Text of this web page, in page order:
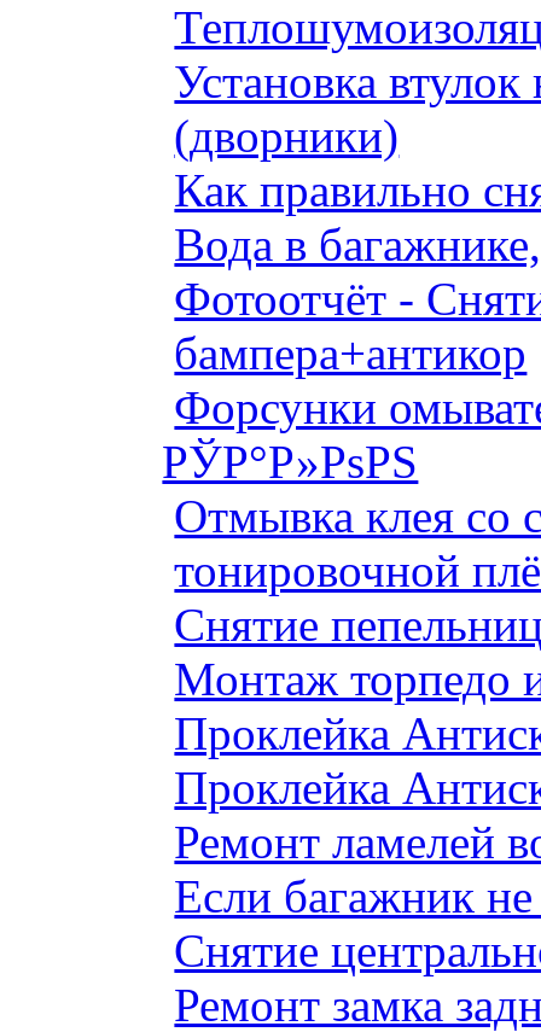
Установка втулок
(дворники)
Как правильно
Вода в
Фотоотчёт -
бампера+антикор
Форсунки
РЎР°Р»РѕРЅ
Отмывка клея со
тонировочной
Снятие
Монтаж торпедо
Проклейка
Проклейка
Ремонт ламелей
Если багажник
Снятие
Ремонт замка